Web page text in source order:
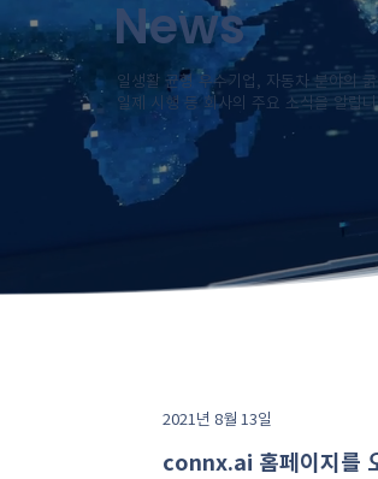
News
일생활 균형 우수기업, 자동차 분야의
일제 시행 등 회사의 주요 소식을 알립
2021년 8월 13일
connx.ai 홈페이지를